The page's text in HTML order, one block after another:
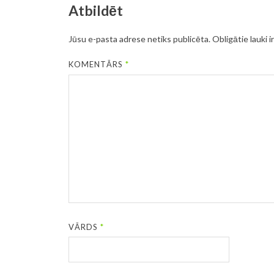
Atbildēt
Jūsu e-pasta adrese netiks publicēta.Obligātie lauki
KOMENTĀRS*
VĀRDS*